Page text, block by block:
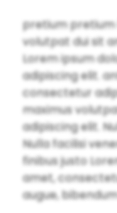
pretium pretium
volutpat dui sit
Lorem ipsum
adipiscing elit.
consectetur
maximus
adipiscing elit.
Nulla facilisi
finibus justo
amet,
augue,